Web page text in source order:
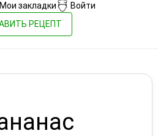
Мои закладки
Войти
РЕЦЕПТ